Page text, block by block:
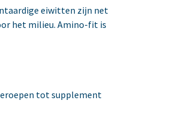
eiwitten zijn net
het milieu. Amino-fit is
tot supplement